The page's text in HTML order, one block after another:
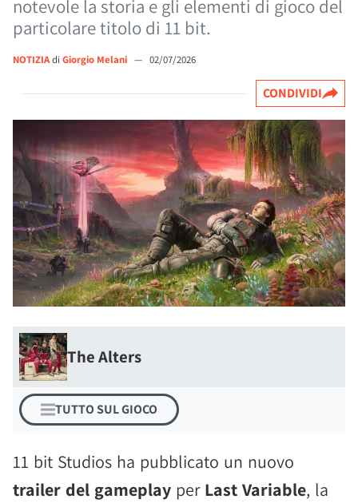
notevole la storia e gli elementi di gioco del
particolare titolo di 11 bit.
NOTIZIAdi Giorgio Melani — 02/07/2026
CONDIVIDI
The Alters
TUTTO SUL GIOCO
11 bit Studios ha pubblicato un nuovo
trailer del gameplay per Last Variable, la